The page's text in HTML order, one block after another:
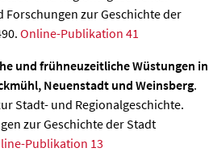
zur Geschichte der
Online-Publikation 41
und frühneuzeitliche Wüstungen in
Neuenstadt und Weinsberg.
Stadt- und Regionalgeschichte.
zur Geschichte der Stadt
Publikation 13